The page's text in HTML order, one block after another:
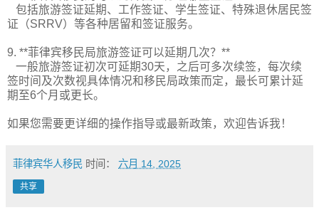
包括旅游签证延期、工作签证、学生签证、特殊退休居民签
证（SRRV）等各种居留和签证服务。
9. **菲律宾移民局旅游签证可以延期几次？**
一般旅游签证初次可延期30天，之后可多次续签，每次续
签时间及次数视具体情况和移民局政策而定，最长可累计延
期至6个月或更长。
如果您需要更详细的操作指导或最新政策，欢迎告诉我！
菲律宾华人移民 时间： 六月 14, 2025
共享